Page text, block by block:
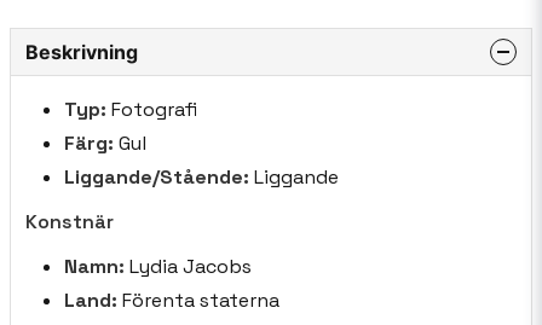
Beskrivning
Typ: Fotografi
Färg: Gul
Liggande/Stående: Liggande
Konstnär
Namn: Lydia Jacobs
Land: Förenta staterna